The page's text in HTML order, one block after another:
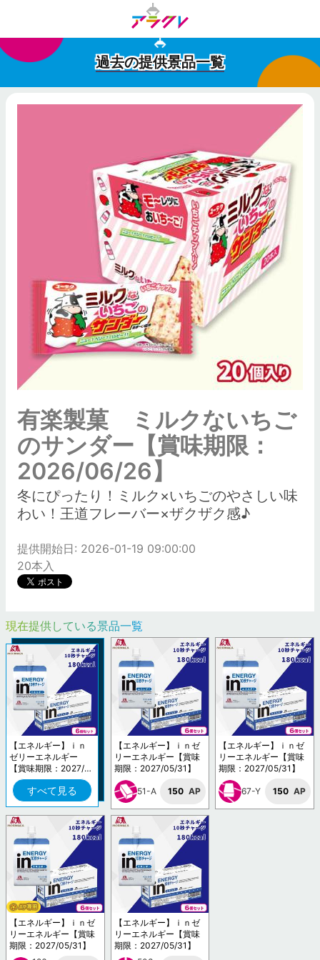
過去の提供景品一覧
有楽製菓 ミルクないちご
のサンダー【賞味期限：
2026/06/26】
冬にぴったり！ミルク×いちごのやさしい味
わい！王道フレーバー×ザクザク感♪
提供開始日: 2026-01-19 09:00:00
20本入
現在提供している景品一覧
【エネルギー】ｉｎ
ゼリーエネルギー
【賞味期限：2027/0
5/31】
すべて見る
【エネルギー】ｉｎゼ
リーエネルギー【賞味
期限：2027/05/31】
51-A 150 AP
【エネルギー】ｉｎゼ
リーエネルギー【賞味
期限：2027/05/31】
67-Y 150 AP
【エネルギー】ｉｎゼ
リーエネルギー【賞味
期限：2027/05/31】
【エネルギー】ｉｎゼ
リーエネルギー【賞味
期限：2027/05/31】